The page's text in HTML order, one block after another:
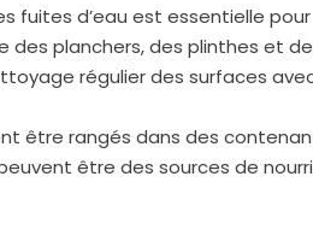
fuites d’eau est essentielle
des planchers, des plinthes et
régulier des surfaces
être rangés dans des
être des sources de